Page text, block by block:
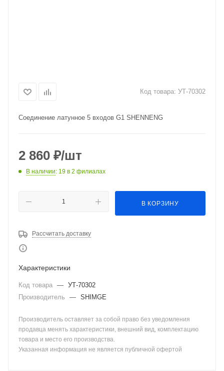
Код товара: УТ-70302
Соединение латунное 5 входов G1 SHENNENG
2 860 ₽/шт
В наличии: 19 в 2 филиалах
В КОРЗИНУ
Рассчитать доставку
Характеристики
Код товара — УТ-70302
Производитель
— SHIMGE
Производитель оставляет за собой право без уведомления
продавца менять характеристики, внешний вид, комплектацию
товара и место его производства.
Указанная информация не является публичной офертой